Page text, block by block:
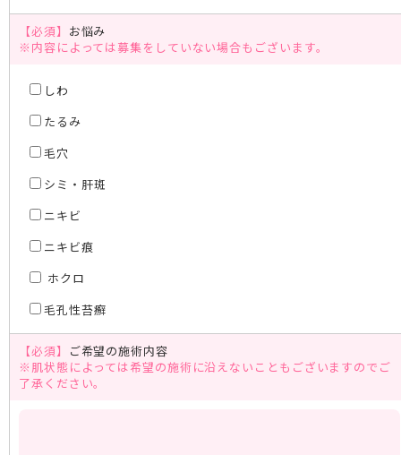
【必須】 お悩み
※内容によっては募集をしていない場合もございます。
しわ
たるみ
毛穴
シミ・肝斑
ニキビ
ニキビ痕
ホクロ
毛孔性苔癬
【必須】
ご希望の施術内容
※肌状態によっては希望の施術に沿えないこともございますのでご
了承ください。